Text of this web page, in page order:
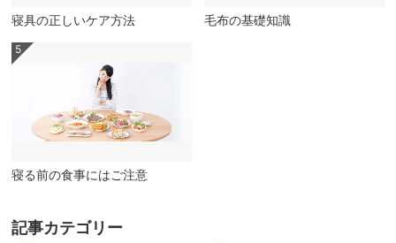
寝具の正しいケア方法 毛布の基礎知識
寝る前の食事にはご注意
記事カテゴリー